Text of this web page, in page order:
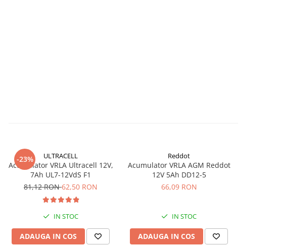
-23% ULTRACELL
Acumulator VRLA Ultracell 12V,
7Ah UL7-12VdS F1
81,12 RON62,50 RON
IN STOC
ADAUGA IN COS
Reddot
Acumulator VRLA AGM Reddot
12V 5Ah DD12-5
66,09 RON
IN STOC
ADAUGA IN COS